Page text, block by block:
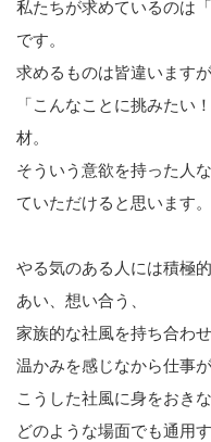
私たちが求めているのは
です。
求めるものは皆違います
「こんなことに挑みたい
材。
そういう意欲を持った人
ていただけると思います。
やる気のある人には積極
あい、想い合う、
家族的な社風を持ち合わ
温かみを感じなから仕事
こうした社風に身をおき
どのような場面でも通用